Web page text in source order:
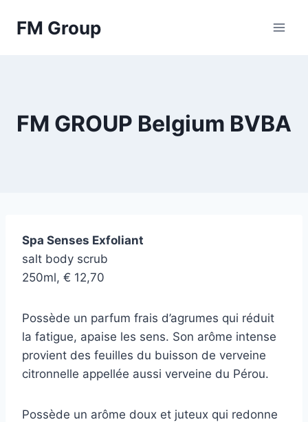
FM Group
FM GROUP Belgium BVBA
Spa Senses Exfoliant
salt body scrub
250ml, € 12,70
Possède un parfum frais d’agrumes qui réduit
la fatigue, apaise les sens. Son arôme intense
provient des feuilles du buisson de verveine
citronnelle appellée aussi verveine du Pérou.
Possède un arôme doux et juteux qui redonne